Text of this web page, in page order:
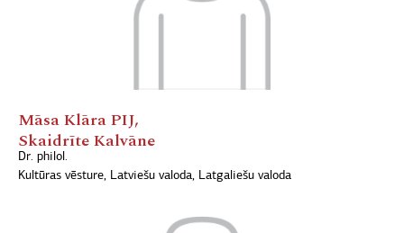
Māsa Klāra PIJ,
Skaidrīte Kalvāne
Dr. philol.
Kultūras vēsture, Latviešu valoda, Latgaliešu valoda